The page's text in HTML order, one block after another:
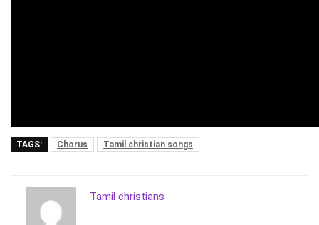
TAGS: Chorus Tamil christian songs
Tamil christians